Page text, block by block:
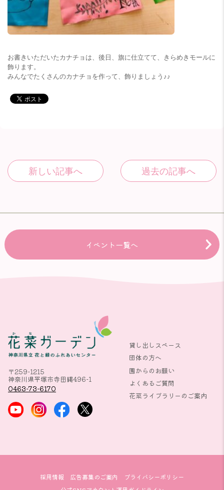
お書きいただいたカナチョは、後日、旗に仕立てて、きらめきモールに
飾ります。
みんなでたくさんのカナチョを作って、飾りましょう♪♪
イベント一覧へ
〒259-1215
神奈川県平塚市寺田縄496-1
0463-73-6170
貸し出しスペース
団体の方へ
園からのお願い
よくあるご質問
花菜ライブラリーのご案内
採用情報 広告募集のご案内
プライバシーポリシー